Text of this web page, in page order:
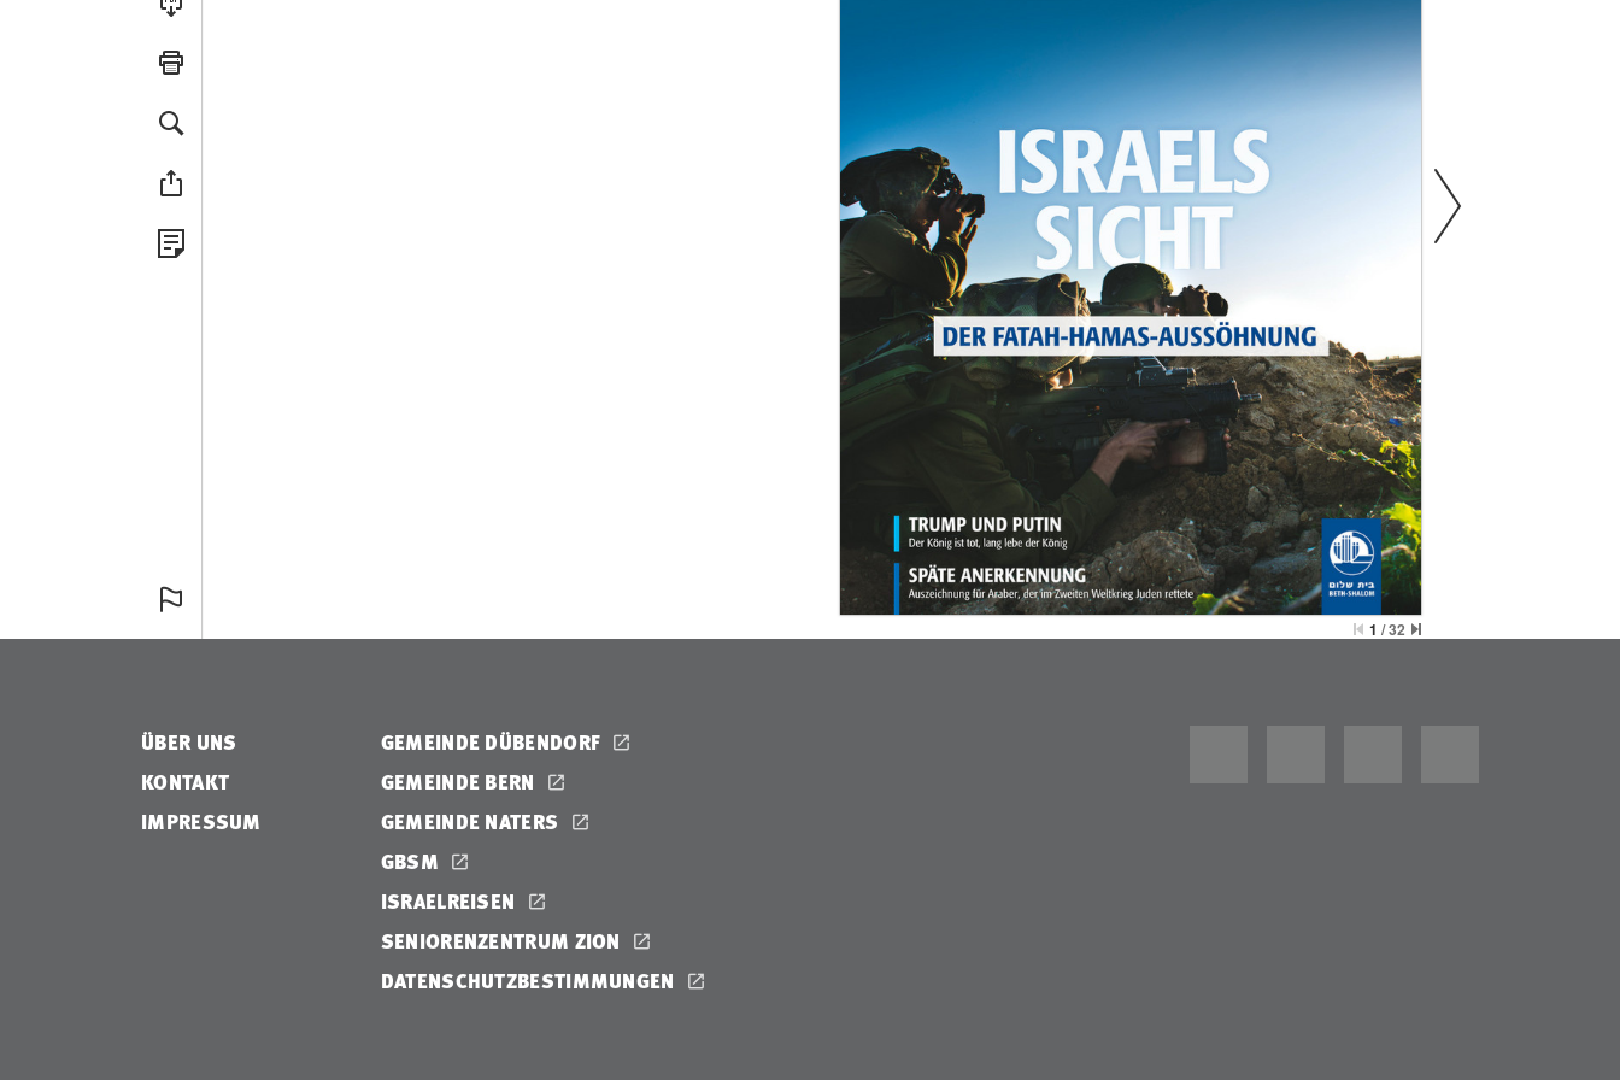
ÜBER UNS
KONTAKT
IMPRESSUM
GEMEINDE DÜBENDORF
GEMEINDE BERN
GEMEINDE NATERS
GBSM
ISRAELREISEN
SENIORENZENTRUM ZION
DATENSCHUTZBESTIMMUNGEN